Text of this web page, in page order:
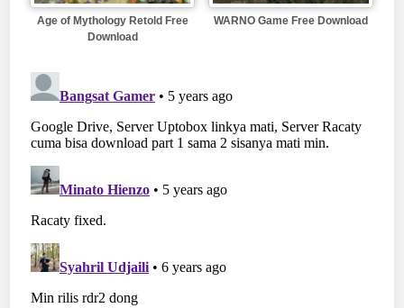
Age of Mythology Retold Free
Download
WARNO Game Free Download